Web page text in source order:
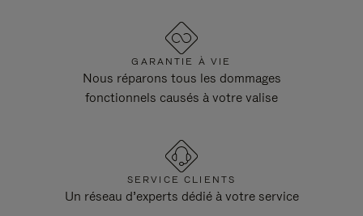
GARANTIE À VIE
Nous réparons tous les dommages
fonctionnels causés à votre valise
SERVICE CLIENTS
Un réseau d’experts dédié à votre service